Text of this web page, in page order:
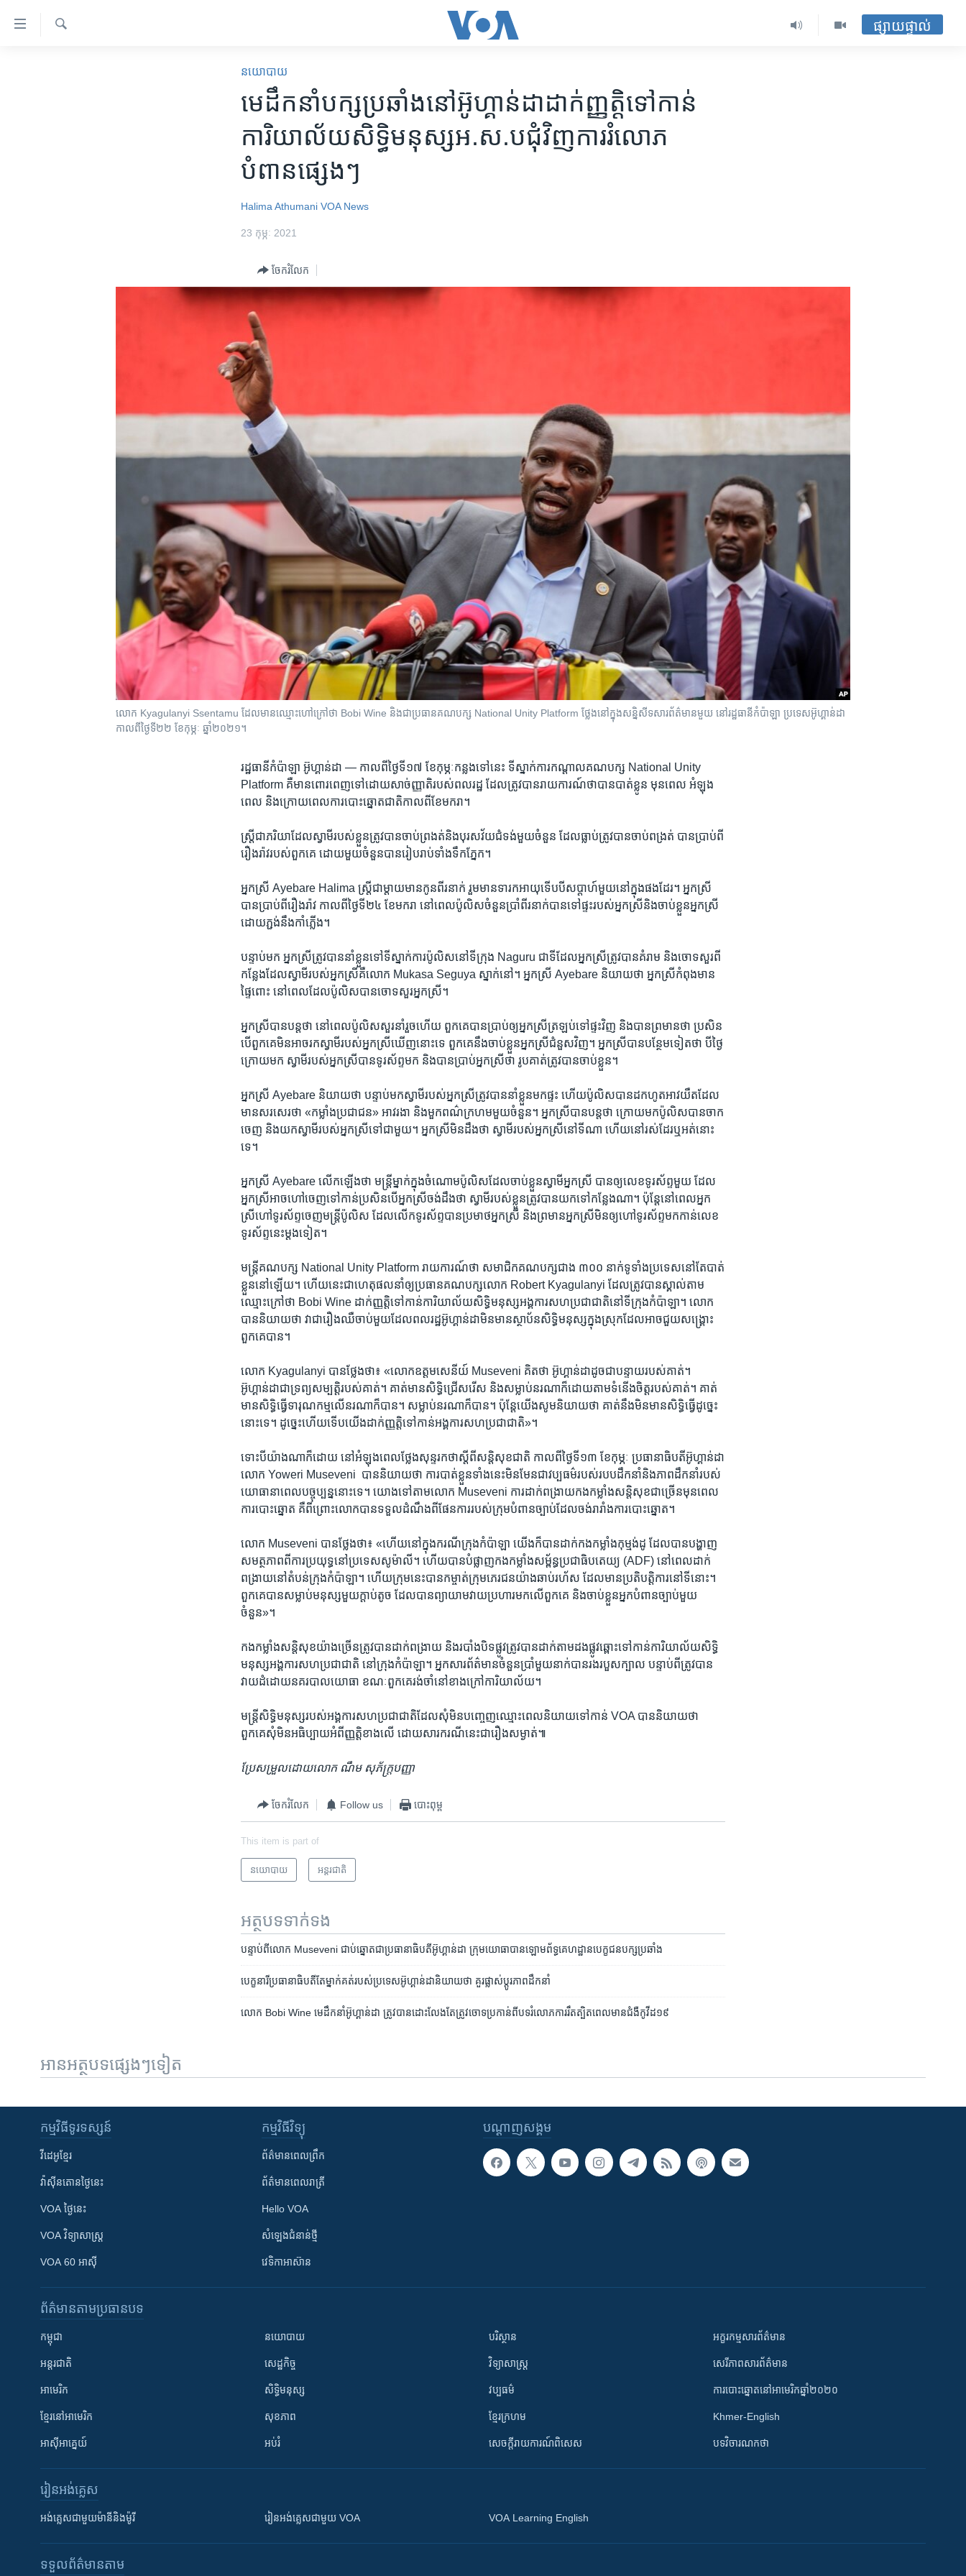
ទៅ​
ផ្សាយផ្ទាល់
នយោបាយ
មេដឹកនាំ​បក្ស​ប្រឆាំង​នៅ​អ៊ូហ្គាន់ដា​ដាក់​ញ្ញត្តិ​ទៅ​កាន់​
ការិយាល័យ​សិទ្ធិ​មនុស្ស​អ.ស.ប​ជុំវិញ​ការ​រំលោភ
បំពាន​ផ្សេងៗ
Halima Athumani VOA News
23 កុម្ភៈ 2021
ចែករំលែក
លោក Kyagulanyi Ssentamu ដែលមានឈ្មោះហៅក្រៅថា Bobi Wine និងជាប្រធានគណបក្ស​ National Unity Platform ថ្លែងនៅក្នុងសន្និសីទសារព័ត៌មានមួយ នៅរដ្ឋធានីកំប៉ាឡា ប្រទេសអ៊ូហ្គាន់ដា
កាលពីថ្ងៃទី២២ ខែកុម្ភៈ ឆ្នាំ២០២១។
រដ្ឋធានីកំប៉ាឡា ​អ៊ូហ្គាន់ដា — កាល​ពី​ថ្ងៃ​ទី​១៧ ខែ​កុម្ភៈកន្លង​ទៅ​នេះ ទីស្នាក់ការ​កណ្តាល​គណបក្ស ​National Unity
Platform គឺ​មាន​ពោរពេញ​ទៅ​ដោយ​សាច់ញ្ញាតិ​របស់​ពលរដ្ឋ​ ដែល​ត្រូវ​បាន​រាយការណ៍​ថា​បាន​បាត់ខ្លូន មុនពេល អំឡុង
ពេល និង​ក្រោយ​ពេល​ការ​បោះឆ្នោត​ជាតិ​កាល​ពី​ខែ​មករា។
ស្ត្រី​ជា​ភរិយា​ដែល​ស្វាមី​របស់​ខ្លួន​ត្រូវ​បាន​ចាប់ព្រងត់​និង​បុរស​វ័យ​ជំទង់​មួយចំនួន​ ដែល​ធ្លាប់​ត្រូវ​បាន​ចាប់​ពង្រត់​ បាន​ប្រាប់​ពី​
រឿងរ៉ាវ​របស់​ពួកគេ ដោយ​មួយ​ចំនួន​បានរៀបរាប់​ទាំង​ទឹក​ភ្នែក។
អ្នកស្រី Ayebare Halima ស្ត្រី​ជា​ម្តាយមាន​កូន​ពីរ​នាក់ រួម​មាន​ទារក​អាយុ​ទើប​បី​សប្តាហ៍​មួយ​នៅ​ក្នុង​ផងដែរ។ អ្នកស្រី​
បាន​ប្រាប់​ពី​រឿងរ៉ាវ​ កាល​ពី​ថ្ងៃ​ទី២៤ ខែ​មករា នៅ​ពេល​ប៉ូលិសចំនួន​ប្រាំពីរ​នាក់​បាន​ទៅ​ផ្ទះ​របស់​អ្នកស្រី​និង​ចាប់ខ្លួន​អ្នកស្រី​
ដោយ​ភ្ជង់នឹង​កាំភ្លើង។
បន្ទាប់​មក អ្នក​ស្រី​ត្រូវ​បាន​នាំ​ខ្លួន​ទៅ​ទី​ស្នាក់ការ​ប៉ូលិស​នៅ​ទីក្រុង Naguru ជា​ទី​ដែល​អ្នកស្រី​ត្រូវ​បាន​គំរាម និង​ចោទសួរ​ពី​
កន្លែង​ដែល​ស្វាមី​របស់​អ្នកស្រី​គឺ​លោក Mukasa Seguya ស្នាក់នៅ។ អ្នកស្រី​ Ayebare និយាយ​ថា អ្នកស្រី​កំពុង​មាន​
ផ្ទៃពោះ នៅ​ពេល​ដែលប៉ូលិស​បាន​ចោទសួរ​អ្នកស្រី។
អ្នកស្រី​បាន​បន្ត​ថា នៅ​ពេល​ប៉ូលិស​សួរ​នាំ​រួចហើយ ពួកគេ​បាន​ប្រាប់​ឲ្យ​អ្នកស្រី​ត្រឡប់​ទៅ​ផ្ទះ​វិញ និង​បាន​ព្រមាន​ថា ប្រសិន​
បើ​ពួកគេ​មិន​អាច​រក​ស្វាមី​របស់​អ្នកស្រី​ឃើញ​នោះ​ទេ ពួកគេ​នឹង​ចាប់ខ្លួន​អ្នកស្រី​ជំនួស​វិញ។ អ្នកស្រី​បាន​បន្ថែម​ទៀត​ថា បីថ្ងៃ​
ក្រោយ​មក ស្វាមី​របស់​អ្នកស្រី​បាន​ទូរស័ព្ទ​មក និង​បាន​ប្រាប់​អ្នកស្រី​ថា រូប​គាត់​ត្រូវ​បាន​ចាប់ខ្លួន។
អ្នកស្រី​ Ayebare និយាយ​ថា បន្ទាប់​មក​ស្វាមី​របស់​អ្នកស្រី​ត្រូវ​បាន​នាំ​ខ្លួន​មក​ផ្ទះ ហើយ​ប៉ូលិស​បាន​ដកហូត​អាវយឺត​ដែល​
មាន​សរសេរ​ថា «កម្លាំង​ប្រជាជន» អាវ​រងា និង​មួក​ពណ៌ក្រហម​មួយ​ចំនួន។ អ្នក​ស្រី​បាន​បន្ត​ថា ក្រោយ​មក​ប៉ូលិស​បាន​ចាក
ចេញ និង​យក​ស្វាមី​របស់​អ្នកស្រី​ទៅ​ជាមួយ។ អ្នកស្រី​មិនដឹងថា ស្វាមី​របស់​អ្នកស្រី​នៅទីណា ហើយ​នៅរស់​ដែរ​ឬអត់​នោះ
ទេ។​
អ្នកស្រី Ayebare លើកឡើង​ថា មន្ត្រីម្នាក់​ក្នុង​ចំណោម​ប៉ូលិស​ដែល​ចាប់ខ្លួន​ស្វាមី​អ្នកស្រី បាន​ឲ្យ​លេខ​ទូរស័ព្ទ​មួយ ​ដែល​
អ្នកស្រី​អាច​ហៅ​ចេញ​ទៅ​កាន់​ប្រសិន​បើ​អ្នកស្រី​ចង់​ដឹងថា ស្វាមី​របស់​ខ្លួន​ត្រូវ​បាន​យក​ទៅ​កន្លែង​ណា។ ប៉ុន្តែ​នៅ​ពេល​អ្នក
ស្រី​ហៅ​ទូរស័ព្ទ​ចេញ​មន្ត្រីប៉ូលិស ​ដែល​លើក​ទូរស័ព្ទ​បាន​ប្រមាថ​អ្នកស្រី និង​ព្រមាន​អ្នកស្រី​មិន​ឲ្យ​ហៅ​ទូរស័ព្ទ​មក​កាន់​លេខ​
ទូរស័ព្ទ​នេះ​ម្តង​ទៀត។
មន្ត្រីគណបក្ស​ National Unity Platform រាយការណ៍​ថា សមាជិក​គណបក្ស​ជាង ៣០០​ នាក់​ទូទាំង​ប្រទេស​នៅតែ​បាត់​
ខ្លួន​នៅ​ឡើយ។ ហើយ​នេះ​ជា​ហេតុផល​នាំ​ឲ្យប្រធាន​គណបក្ស​លោក Robert Kyagulanyi ដែល​ត្រូវ​បាន​ស្គាល់​តាម​
ឈ្មោះ​ក្រៅ​ថា Bobi Wine ដាក់​ញ្ញត្តិ​ទៅ​កាន់​ការិយាល័យ​សិទ្ធិមនុស្ស​អង្គការ​សហប្រជាជាតិ​នៅ​ទីក្រុង​កំប៉ាឡា។ លោក​
បាន​និយាយ​ថា វា​ជា​រឿង​ឈឺចាប់​មួយ​ដែល​ពលរដ្ឋ​អ៊ូហ្គាន់ដា​មិនមាន​ស្ថាប័ន​សិទ្ធិមនុស្ស​ក្នុង​ស្រុក​ដែល​អាច​ជួយ​សង្គ្រោះ​
ពួកគេ​បាន។
លោក​ Kyagulanyi បាន​ថ្លែង​ថា៖ «លោក​ឧត្តមសេនីយ៍ ​Museveni គិត​ថា អ៊ូហ្គាន់ដា​ដូចជា​បន្ទាយ​របស់​គាត់។
អ៊ូហ្គាន់ដា​ជា​ទ្រព្យ​សម្បត្តិ​របស់​គាត់។ គាត់​មាន​សិទ្ធិ​ជ្រើសរើស និង​សម្លាប់​នរណា​ក៏ដោយ​តាម​ទំនើង​ចិត្ត​របស់​គាត់​។ គាត់​
មាន​សិទ្ធិ​ធ្វើ​ទារុណកម្ម​លើ​នរណា​ក៏​បាន។ សម្លាប់​នរណា​ក៏​បាន។ ប៉ុន្តែ​យើង​សូម​និយាយ​ថា គាត់​នឹង​មិន​មាន​សិទ្ធិ​ធ្វើ​ដូច្នេះ​
នោះ​ទេ។ ដូច្នេះ​ហើយ​ទើប​យើង​ដាក់​ញ្ញត្តិ​ទៅ​កាន់​អង្គការ​សហប្រជាជាតិ»។
ទោះបី​យ៉ាងណាក៏ដោយ នៅ​អំឡុងពេល​ថ្លែង​សុន្ទរកថា​ស្តី​ពី​សន្តិសុខជាតិ​ កាល​ពី​ថ្ងៃ​ទី១៣ ខែ​កុម្ភៈ ប្រធានាធិបតី​អ៊ូហ្គាន់ដា
លោក Yoweri Museveni ​ បាន​និយាយ​ថា ការ​បាត់ខ្លួន​ទាំង​នេះ​មិនមែន​ជា​វប្បធម៌​របស់​របប​ដឹកនាំ​និង​ភាព​ដឹកនាំ​របស់​
យោធា​នា​ពេល​បច្ចុប្បន្ន​នោះ​ទេ។ យោង​ទៅ​តាម​លោក Museveni ការ​ដាក់​ពង្រាយកងកម្លាំង​សន្តិសុខ​ជា​ច្រើន​មុន​ពេល​
ការ​បោះឆ្នោត គឺ​ពីព្រោះ​លោក​បាន​ទទួល​ដំណឹង​ពី​ផែនការ​របស់​ក្រុម​បំពាន​ច្បាប់​ដែល​ចង់​រារាំង​ការ​បោះឆ្នោត។​
លោក​ Museveni បាន​ថ្លែង​ថា៖ «ហើយ​នៅ​ក្នុង​ករណី​ក្រុង​កំប៉ាឡា យើង​ក៏​បាន​ដាក់​កងកម្លាំង​កុម្មង់ដូ ដែល​បាន​បង្ហាញ​
សមត្ថភាព​ពី​ការប្រយុទ្ធ​នៅ​ប្រទេស​សូម៉ាលី។ ហើយ​បាន​បំផ្លាញ​កងកម្លាំងសម្ព័ន្ធ​ប្រជាធិបតេយ្យ (ADF) នៅ​ពេល​ដាក់​
ពង្រាយ​នៅ​តំបន់ក្រុងកំប៉ាឡា។ ហើយ​ក្រុម​នេះ​បាន​កម្ចាត់​ក្រុមភេរជន​យ៉ាង​ឆាប់រហ័ស ដែល​មាន​ប្រតិបត្តិការ​នៅ​ទី​នោះ។
ពួកគេ​បាន​សម្លាប់​មនុស្ស​មួយ​ក្តាប់​តូច ដែល​បាន​ព្យាយាម​វាយប្រហារ​មក​លើ​ពួកគេ និង​ចាប់ខ្លួន​អ្នក​បំពាន​ច្បាប់​មួយ​
ចំនួន»។​
កងកម្លាំង​សន្តិសុខ​យ៉ាង​ច្រើន​ត្រូវ​បាន​ដាក់​ពង្រាយ និង​របាំង​បិទផ្លូវត្រូវ​បាន​ដាក់​តាម​ដងផ្លូវ​ឆ្ពោះ​ទៅ​កាន់​ការិយាល័យ​សិទ្ធិ​
មនុស្ស​អង្គការសហប្រជាជាតិ​ នៅ​ក្រុង​កំប៉ាឡា។ អ្នកសារព័ត៌មានចំនួន​ប្រាំមួយ​នាក់​បាន​រងរបួស​ក្បាល​ បន្ទាប់​ពី​ត្រូវ​បាន​
វាយដំ​ដោយ​នគរបាល​យោធា ខណៈ​ពួកគេ​រង់ចាំ​នៅ​ខាង​ក្រៅ​ការិយាល័យ។
មន្ត្រី​សិទ្ធិមនុស្ស​របស់​អង្គការសហប្រជាជាតិ​ដែល​សុំ​មិន​បញ្ចេញ​ឈ្មោះ​ពេល​និយាយ​ទៅ​កាន់​ VOA បាន​និយាយ​ថា
ពួកគេ​សុំ​មិន​អធិប្បាយ​អំពី​ញ្ញត្តិ​ខាង​លើ ដោយសារ​ករណី​នេះ​ជា​រឿង​សម្ងាត់៕
ប្រែសម្រួល​ដោយ​លោក ណឹម សុភ័ក្រ្តបញ្ញា
ចែករំលែក Follow us បោះពុម្ព
This item is part of
នយោបាយ អន្តរជាតិ
អត្ថបទ​ទាក់ទង
បន្ទាប់ពី​លោក Museveni ជាប់ឆ្នោត​ជា​ប្រធានាធិបតី​អ៊ូហ្គាន់ដា ក្រុម​យោធា​បាន​ឡោមព័ទ្ធ​គេហដ្ឋាន​បេក្ខជន​បក្ស​ប្រឆាំង
បេក្ខនារី​ប្រធានាធិបតី​តែ​ម្នាក់​គត់​របស់​ប្រទេស​អ៊ូហ្គាន់ដា​និយាយ​ថា​ គួរ​ផ្លាស់​ប្តូរ​ភាព​ដឹកនាំ
លោក Bobi Wine មេដឹកនាំ​អ៊ូហ្គាន់ដា ត្រូវបាន​ដោះលែង​តែ​ត្រូវ​ចោទ​ប្រកាន់​ពី​បទ​រំលោភ​ការ​រឹតត្បិត​ពេល​មាន​ជំងឺ​កូវីដ១៩
អានអត្ថបទផ្សេងៗទៀត
បណ្តាញ​សង្គម
កម្មវិធី​ទូរទស្សន៍
វីដេអូ​ខ្មែរ
វ៉ាស៊ីនតោន​ថ្ងៃ​នេះ
VOA ថ្ងៃនេះ
VOA ​វិទ្យាសាស្ត្រ
VOA 60 អាស៊ី
កម្មវិធី​វិទ្យុ
ព័ត៌មាន​ពេល​ព្រឹក
ព័ត៌មាន​​ពេល​រាត្រី
Hello VOA
សំឡេង​ជំនាន់​ថ្មី
វេទិកា​អាស៊ាន
ព័ត៌មាន​តាមប្រធានបទ​
កម្ពុជា
អន្តរជាតិ
អាមេរិក
ខ្មែរ​នៅអាមេរិក
អាស៊ីអាគ្នេយ៍
នយោបាយ
សេដ្ឋកិច្ច
សិទ្ធិមនុស្ស
សុខភាព
អប់រំ
បរិស្ថាន
វិទ្យាសាស្រ្ត
វប្បធម៌
ខ្មែរក្រហម
សេចក្តីរាយការណ៍ពិសេស
អក្ខរកម្មសារព័ត៌មាន
សេរីភាពសារព័ត៌មាន
ការបោះឆ្នោតនៅអាមេរិកឆ្នាំ២០២០
Khmer-English
បទវិចារណកថា
រៀន​​អង់គ្លេស
អង់គ្លេស​ជាមួយ​ម៉ានី​និង​ម៉ូរី រៀន​​​​​​អង់គ្លេស​​ជាមួយ VOA VOA Learning English
ទទួល​ព័ត៌មាន​តាម